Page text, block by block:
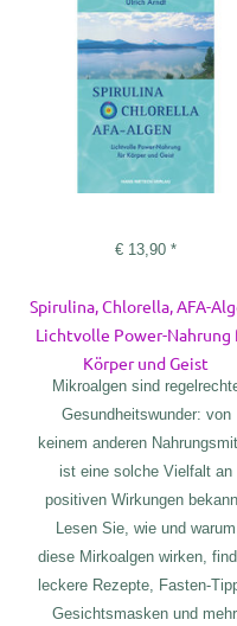
€ 13,90 *
Spirulina, Chlorella, AFA-
Lichtvolle Power-Nahrung
Körper und Geist
Mikroalgen sind
Gesundheitswunder: von
keinem anderen
ist eine solche Vielfalt an
positiven Wirkungen
Lesen Sie, wie und warum
diese Mirkoalgen wirken,
leckere Rezepte, Fasten-
Gesichtsmasken und